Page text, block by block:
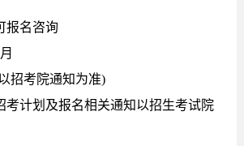
报名咨询
招考院通知为准)
考计划及报名相关通知以招生考试院